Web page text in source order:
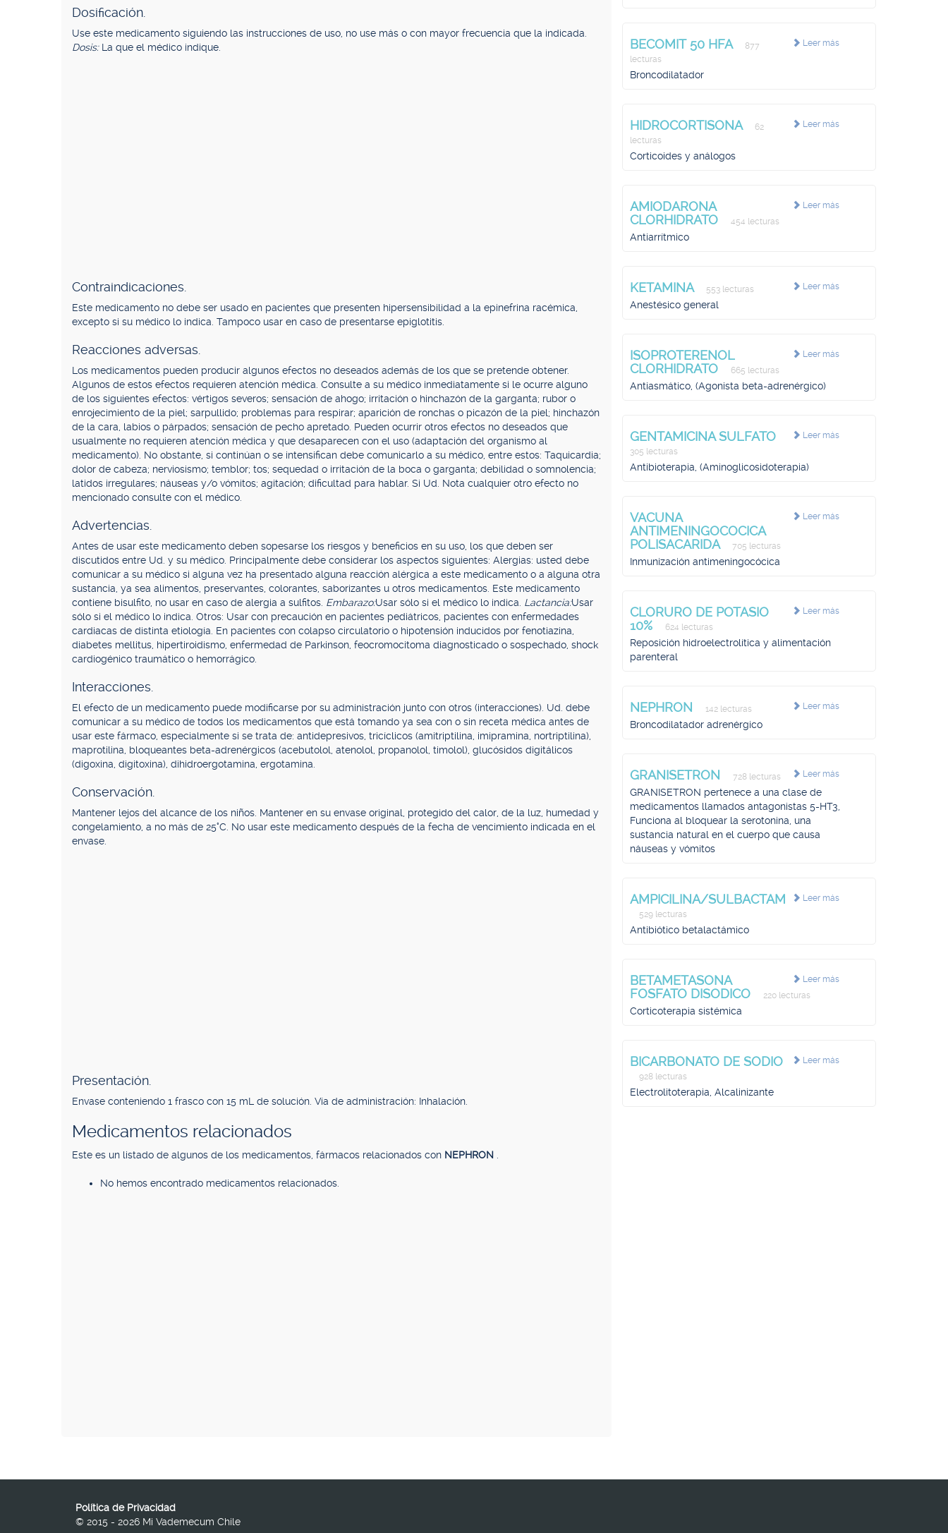
Dosificación.
Use este medicamento siguiendo las instrucciones de uso, no use más o con mayor frecuencia que la indicada.
Dosis: La que el médico indique.
Contraindicaciones.
Este medicamento no debe ser usado en pacientes que presenten hipersensibilidad a la epinefrina racémica,
excepto si su médico lo indica. Tampoco usar en caso de presentarse epiglotitis.
Reacciones adversas.
Los medicamentos pueden producir algunos efectos no deseados además de los que se pretende obtener.
Algunos de estos efectos requieren atención médica. Consulte a su médico inmediatamente si le ocurre alguno
de los siguientes efectos: vértigos severos; sensación de ahogo; irritación o hinchazón de la garganta; rubor o
enrojecimiento de la piel; sarpullido; problemas para respirar; aparición de ronchas o picazón de la piel; hinchazón
de la cara, labios o párpados; sensación de pecho apretado. Pueden ocurrir otros efectos no deseados que
usualmente no requieren atención médica y que desaparecen con el uso (adaptación del organismo al
medicamento). No obstante, si continúan o se intensifican debe comunicarlo a su médico, entre estos: Taquicardia;
dolor de cabeza; nerviosismo; temblor; tos; sequedad o irritación de la boca o garganta; debilidad o somnolencia;
latidos irregulares; náuseas y/o vómitos; agitación; dificultad para hablar. Si Ud. Nota cualquier otro efecto no
mencionado consulte con el médico.
Advertencias.
Antes de usar este medicamento deben sopesarse los riesgos y beneficios en su uso, los que deben ser
discutidos entre Ud. y su médico. Principalmente debe considerar los aspectos siguientes: Alergias: usted debe
comunicar a su médico si alguna vez ha presentado alguna reacción alérgica a este medicamento o a alguna otra
sustancia, ya sea alimentos, preservantes, colorantes, saborizantes u otros medicamentos. Este medicamento
contiene bisulfito, no usar en caso de alergia a sulfitos. Embarazo:Usar sólo si el médico lo indica. Lactancia:Usar
sólo si el médico lo indica. Otros: Usar con precaución en pacientes pediátricos, pacientes con enfermedades
cardiacas de distinta etiología. En pacientes con colapso circulatorio o hipotensión inducidos por fenotiazina,
diabetes mellitus, hipertiroidismo, enfermedad de Parkinson, feocromocitoma diagnosticado o sospechado, shock
cardiogénico traumático o hemorrágico.
Interacciones.
El efecto de un medicamento puede modificarse por su administración junto con otros (interacciones). Ud. debe
comunicar a su médico de todos los medicamentos que está tomando ya sea con o sin receta médica antes de
usar este fármaco, especialmente si se trata de: antidepresivos, tricíclicos (amitriptilina, imipramina, nortriptilina),
maprotilina, bloqueantes beta-adrenérgicos (acebutolol, atenolol, propanolol, timolol), glucósidos digitálicos
(digoxina, digitoxina), dihidroergotamina, ergotamina.
Conservación.
Mantener lejos del alcance de los niños. Mantener en su envase original, protegido del calor, de la luz, humedad y
congelamiento, a no más de 25°C. No usar este medicamento después de la fecha de vencimiento indicada en el
envase.
Presentación.
Envase conteniendo 1 frasco con 15 mL de solución. Vía de administración: Inhalación.
Medicamentos relacionados
Este es un listado de algunos de los medicamentos, fármacos relacionados con NEPHRON
No hemos encontrado medicamentos relacionados.
Leer más
BECOMIT 50 HFA
877
lecturas
Broncodilatador
Leer más
HIDROCORTISONA
62
lecturas
Corticoides y análogos
Leer más
AMIODARONA
CLORHIDRATO
454 lecturas
Antiarrítmico
Leer más
KETAMINA 553 lecturas
Anestésico general
Leer más
ISOPROTERENOL
CLORHIDRATO
665 lecturas
Antiasmático, (Agonista beta-adrenérgico)
Leer más
GENTAMICINA SULFATO
305 lecturas
Antibioterapia, (Aminoglicosidoterapia)
Leer más
VACUNA
ANTIMENINGOCOCICA
POLISACARIDA
705 lecturas
Inmunización antimeningocócica
Leer más
CLORURO DE POTASIO
10%
624 lecturas
Reposición hidroelectrolítica y alimentación
parenteral
Leer más
NEPHRON 142 lecturas
Broncodilatador adrenérgico
Leer más
GRANISETRON 728 lecturas
GRANISETRON pertenece a una clase de
medicamentos llamados antagonistas 5-HT3,
Funciona al bloquear la serotonina, una
sustancia natural en el cuerpo que causa
náuseas y vómitos
Leer más
AMPICILINA/SULBACTAM
529 lecturas
Antibiótico betalactámico
Leer más
BETAMETASONA
FOSFATO DISODICO
220 lecturas
Corticoterapia sistémica
Leer más
BICARBONATO DE SODIO
928 lecturas
Electrolitoterapia, Alcalinizante
Política de Privacidad
© 2015 - 2026 Mi Vademecum Chile